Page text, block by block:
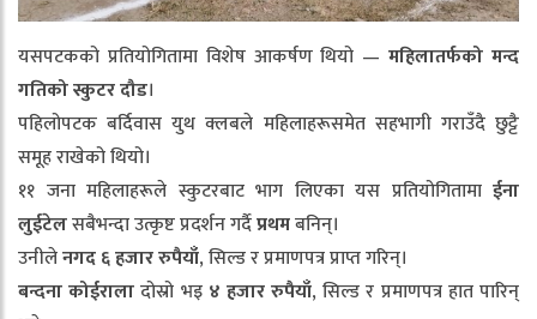
यसपटकको प्रतियोगितामा विशेष आकर्षण थियो —महिलातर्फको मन्द
गतिकोस्कुटरदौड।
पहिलोपटक बर्दिवास युथ क्लबले महिलाहरूसमेत सहभागी गराउँदै छुट्टै
समूह राखेको थियो।
११ जना महिलाहरूले स्कुटरबाट भाग लिएका यस प्रतियोगितामा ईना
लुईटेलसबैभन्दा उत्कृष्ट प्रदर्शन गर्दैप्रथमबनिन्।
उनीलेनगद६हजाररुपैयाँ, सिल्ड र प्रमाणपत्र प्राप्त गरिन्।
बन्दनाकोईरालादोस्रो भइ ४ हजाररुपैयाँ, सिल्ड र प्रमाणपत्र हात पारिन्